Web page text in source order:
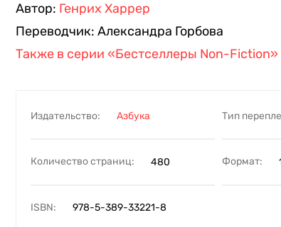
Автор: Генрих Харрер
Переводчик: Александра Горбова
Также в серии «Бестселлеры Non-Fiction»
Издательство: Азбука Тип
Количество страниц: 480 Формат:
ISBN: 978-5-389-33221-8